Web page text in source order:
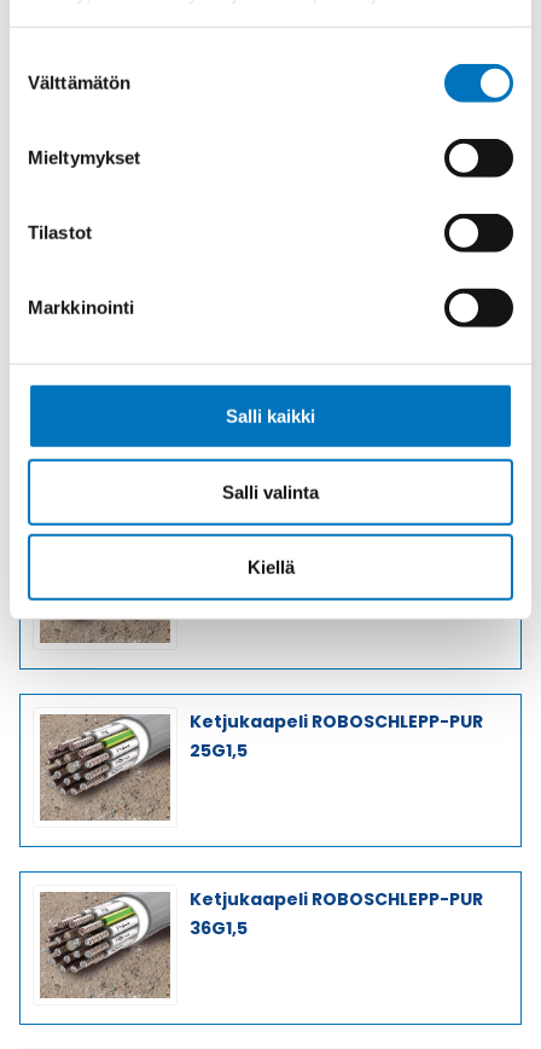
valinta
Välttämätön
Mieltymykset
Tilastot
Markkinointi
Salli kaikki
Salli valinta
Kiellä
Ketjukaapeli ROBOSCHLEPP-PUR
Ketjukaapeli ROPBOSCHLEPP-PUR
Ketjukaapeli ROBOSCHLEPP-PUR
Ketjukaapeli ROBOSCHLEPP-PUR
25G1,5
Ketjukaapeli ROBOSCHLEPP-PUR
36G1,5